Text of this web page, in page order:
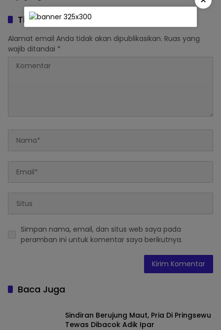
Poktan UBM vs PT Berau
CoalTinggalkan Balasan
Alamat email Anda tidak akan dipublikasikan. Ruas yang
wajib ditandai *
Simpan nama, email, dan situs web saya pada
peramban ini untuk komentar saya berikutnya.
Baca Juga
Sindiran Berujung Maut, Pria Di Pringsewu
Tewas Dibacok Adik Ipar